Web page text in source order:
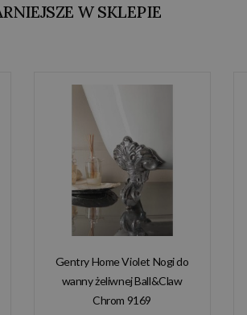
W SKLEPIE
Gentry Home Violet Nogi do
wanny żeliwnej Ball&Claw
Chrom 9169